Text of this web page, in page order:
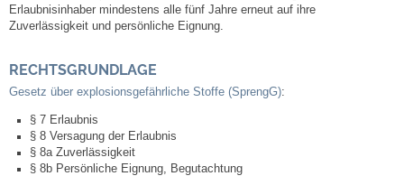
Erlaubnisinhaber mindestens alle fünf Jahre erneut auf ihre
Zuverlässigkeit und persönliche Eignung.
RECHTSGRUNDLAGE
Gesetz über explosionsgefährliche Stoffe (SprengG):
§ 7 Erlaubnis
§ 8 Versagung der Erlaubnis
§ 8a Zuverlässigkeit
§ 8b Persönliche Eignung, Begutachtung